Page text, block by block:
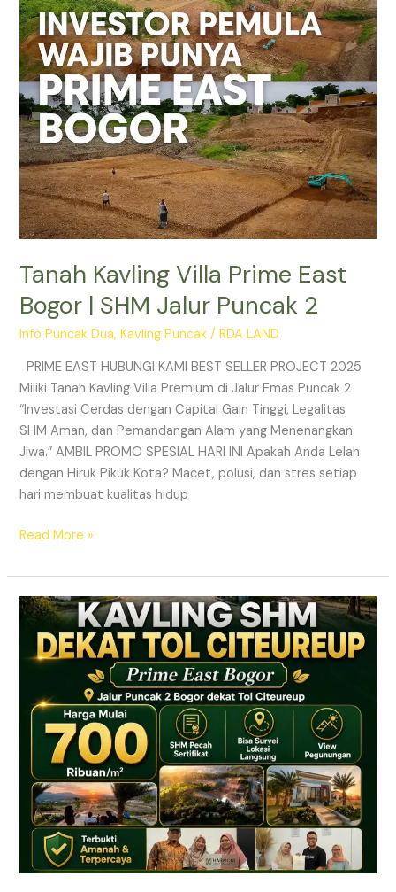
Tanah Kavling Villa Prime East
Bogor | SHM Jalur Puncak 2
Info Puncak Dua,Kavling Puncak /RDA LAND
PRIME EAST HUBUNGI KAMI BEST SELLER PROJECT 2025
Miliki Tanah Kavling Villa Premium di Jalur Emas Puncak 2
“Investasi Cerdas dengan Capital Gain Tinggi, Legalitas
SHM Aman, dan Pemandangan Alam yang Menenangkan
Jiwa.” AMBIL PROMO SPESIAL HARI INI Apakah Anda Lelah
dengan Hiruk Pikuk Kota? Macet, polusi, dan stres setiap
hari membuat kualitas hidup
|
SHM
Jalur
Puncak
2
Read More »
Info
Prime
East
Lokasi
Dekat
Tol
Citeureup